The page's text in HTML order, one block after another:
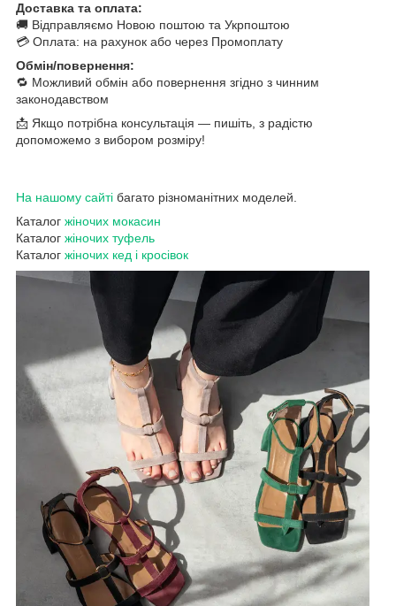
Доставка та оплата:
🚚 Відправляємо Новою поштою та Укрпоштою
💳 Оплата: на рахунок або через Промоплату
Обмін/повернення:
🔁 Можливий обмін або повернення згідно з чинним
законодавством
📩 Якщо потрібна консультація — пишіть, з радістю
допоможемо з вибором розміру!
На нашому сайті багато різноманітних моделей.
Каталог жіночих мокасин
Каталог жіночих туфель
Каталог жіночих кед і кросівок